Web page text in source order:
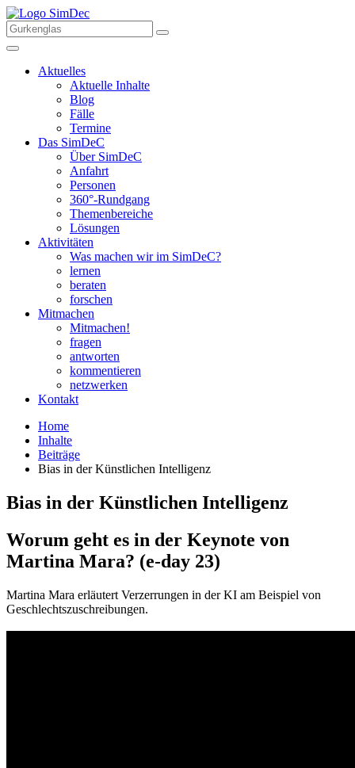
Aktuelles
Aktuelle Inhalte
Blog
Fälle
Termine
Das SimDeC
Über SimDeC
Anfahrt
Personen
360°-Rundgang
Themenbereiche
Lösungen
Aktivitäten
Was machen wir im SimDeC?
lernen
beraten
forschen
Mitmachen
Mitmachen!
fragen
antworten
kommentieren
netzwerken
Kontakt
Home
Inhalte
Beiträge
Bias in der Künstlichen Intelligenz
Bias in der Künstlichen Intelligenz
Worum geht es in der Keynote von
Martina Mara? (e-day 23)
Martina Mara erläutert Verzerrungen in der KI am Beispiel von
Geschlechtszuschreibungen.